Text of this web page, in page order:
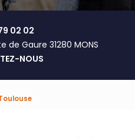
02 02
de Gaure 31280 MONS
NOUS